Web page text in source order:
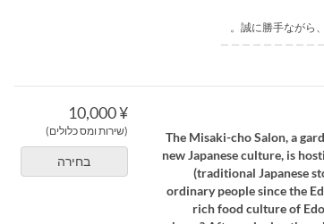
誠に勝手ながら
＿＿＿＿＿＿＿＿
¥ 10,000
(שירות ומס כלולים)
בחירה
The Misaki-cho Salon, a
new Japanese culture, is
(traditional Japanese
ordinary people since the
rich food culture of